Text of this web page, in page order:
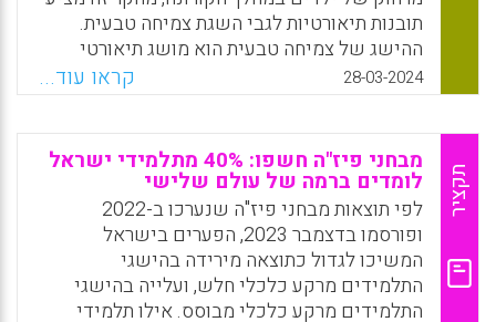
המרכזיות שהמאמר מציב היא: אזרח עולמי שנוצר
בדמותו של מי?
WhatsApp
Facebook
Email
X
תובנות תיאורטיות לגבי השגת צמיחה טבעית.
ההישג של צמיחה טבעית הוא מושג תיאורטי
המתאר את ההיגיון של גידול ילדים עם הכנסה
נמוכה. הנשים שהשתתפו במחקר תיארו
פרקטיקות שבאמצעותן ביקשו לקשור את עצמן
ואת ילדיהן לרשת חברתית ולגשר ולנצל משאבים
בתוך ומחוץ לרשת זו.
WhatsApp
Facebook
Email
X
28-03-2024 קראו עוד...
תקציר
מבחני פיז"ה חשפו: 40% מתלמידי ישראל
לומדים ברמה של עולם שלישי
לפי תוצאות מבחני פיז"ה שנערכו ב-2022
ופורסמו בדצמבר 2023, הפערים בישראל
המשיכו לגדול כתוצאה מירידה בהישגי
התלמידים מרקע כלכלי חלש, ועלייה בהישגי
התלמידים מרקע כלכלי מבוסס. אילו תלמידי